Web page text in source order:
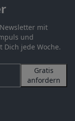
mit
und
jede Woche.
Gratis
anfordern